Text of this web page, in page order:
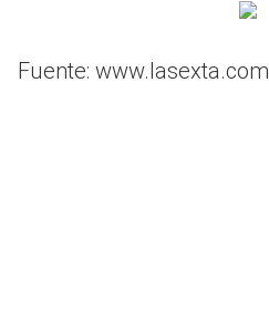
Fuente: www.lasexta.com